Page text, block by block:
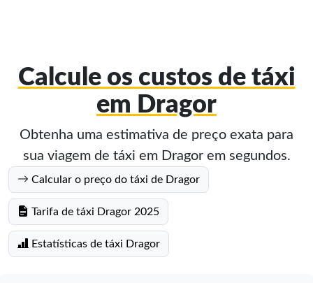
Calcule os custos de táxi
em Dragor
Obtenha uma estimativa de preço exata para
sua viagem de táxi em Dragor em segundos.
Calcular o preço do táxi de Dragor
Tarifa de táxi Dragor 2025
Estatísticas de táxi Dragor